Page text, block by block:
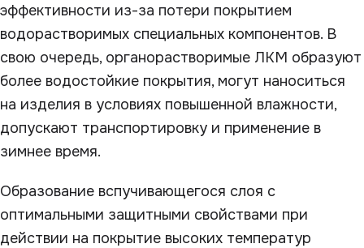
эффективности из-за потери покрытием
водорастворимых специальных компонентов. В
свою очередь, органорастворимые ЛКМ образуют
более водостойкие покрытия, могут наноситься
на изделия в условиях повышенной влажности,
допускают транспортировку и применение в
зимнее время.
Образование вспучивающегося слоя с
оптимальными защитными свойствами при
действии на покрытие высоких температур